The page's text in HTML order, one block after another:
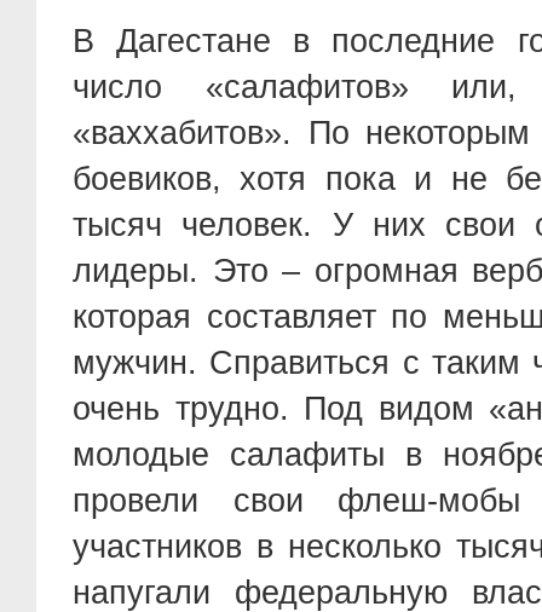
В Дагестане в последние
число «салафитов»
«ваххабитов». По
боевиков, хотя пока и не
тысяч человек. У них свои
лидеры. Это – огромная
которая составляет по
мужчин. Справиться с
очень трудно. Под видом
молодые салафиты в
провели свои флеш-
участников в несколько
напугали федеральную